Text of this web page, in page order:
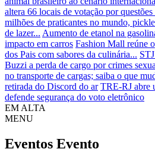
altera 66 locais de votação por questões
milhões de praticantes no mundo,
de lazer... Aumento de etanol na
impacto em carros Fashion Mall reúne
dos Pais com sabores da culinária...
Buzzi a perda de cargo por crimes
no transporte de cargas; saiba o que
retirada do Discord do ar TRE-RJ abre
defende segurança do voto eletrônico
EM ALTA
MENU
Eventos Evento